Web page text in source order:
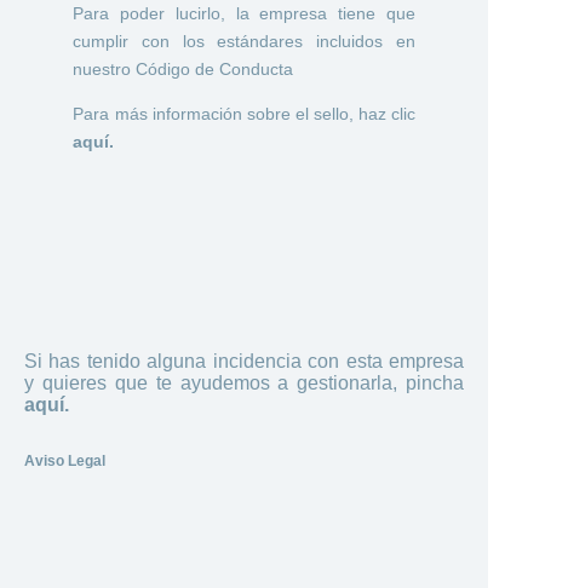
Para poder lucirlo, la empresa tiene que
cumplir con los estándares incluidos en
nuestro Código de Conducta
Para más información sobre el sello, haz clic
aquí.
Si has tenido alguna incidencia con esta empresa
y quieres que te ayudemos a gestionarla, pincha
aquí.
Aviso Legal